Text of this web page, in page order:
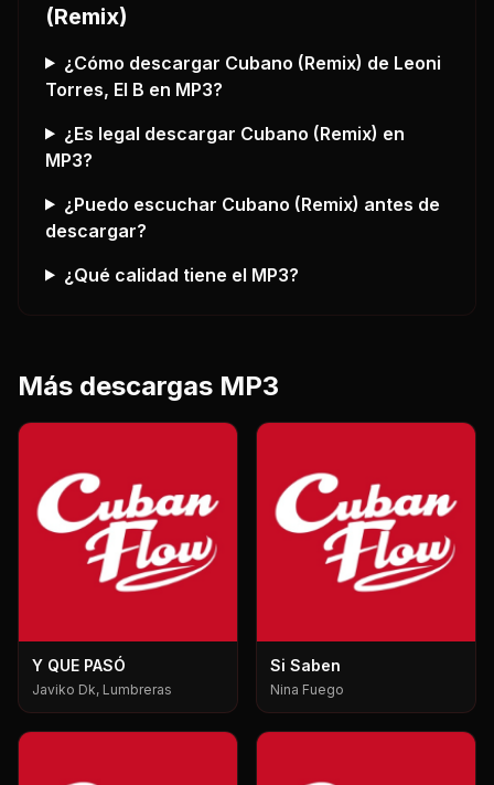
(Remix)
¿Cómo descargar Cubano (Remix) de Leoni
Torres, El B en MP3?
¿Es legal descargar Cubano (Remix) en
MP3?
¿Puedo escuchar Cubano (Remix) antes de
descargar?
¿Qué calidad tiene el MP3?
Más descargas MP3
Y QUE PASÓ
Javiko Dk, Lumbreras
Si Saben
Nina Fuego